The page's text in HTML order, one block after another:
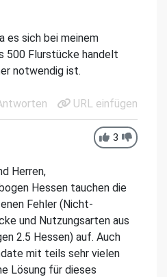
es sich bei meinem
500 Flurstücke handelt
notwendig ist.
URL einfügen
3
Herren,
Hessen tauchen die
Fehler (Nicht-
und Nutzungsarten aus
2.5 Hessen) auf. Auch
mit teils sehr vielen
Lösung für dieses